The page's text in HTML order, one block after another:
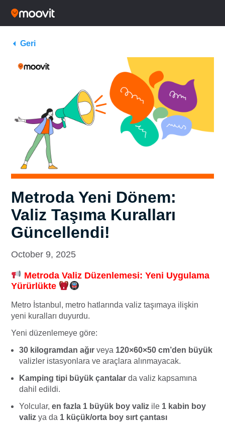
Geri
Metroda Yeni Dönem:
Valiz Taşıma Kuralları
Güncellendi!
October 9, 2025
Metroda Valiz Düzenlemesi: Yeni Uygulama
Yürürlükte
Metro İstanbul, metro hatlarında valiz taşımaya ilişkin
yeni kuralları duyurdu.
Yeni düzenlemeye göre:
30 kilogramdan ağır veya 120×60×50 cm’den büyük
valizler istasyonlara ve araçlara alınmayacak.
Kamping tipi büyük çantalar da valiz kapsamına
dahil edildi.
Yolcular, en fazla 1 büyük boy valiz ile 1 kabin boy
valiz ya da 1 küçük/orta boy sırt çantası